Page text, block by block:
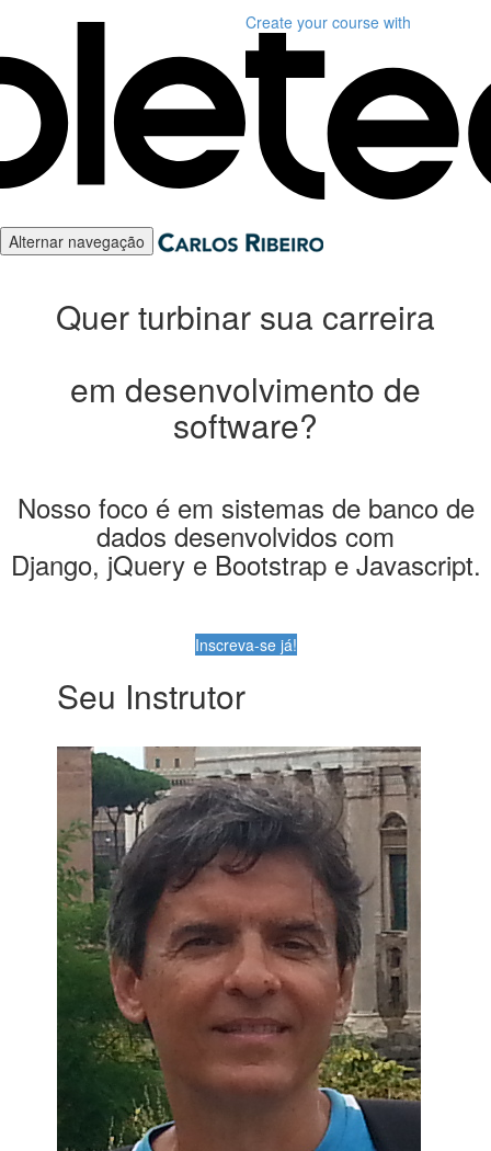
Create your course with
Alternar navegação
Quer turbinar sua carreira
em desenvolvimento de
software?
Nosso foco é em sistemas de banco de
dados desenvolvidos com
Django, jQuery e Bootstrap e Javascript.
Inscreva-se já!
Seu Instrutor